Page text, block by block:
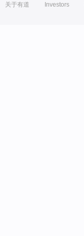
关于有道 Investors